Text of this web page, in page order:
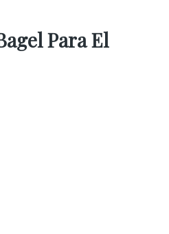
Para El